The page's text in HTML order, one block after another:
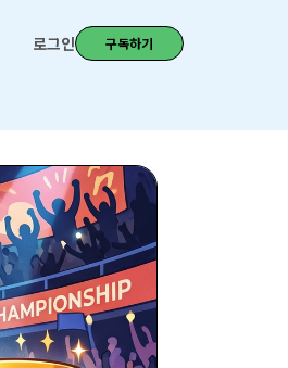
로그인 구독하기